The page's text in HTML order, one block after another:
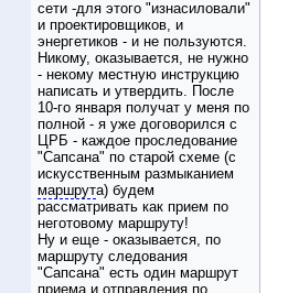
сети -для этого "изнасиловали"
и проектировщиков, и
энергетиков - и не пользуются.
Никому, оказывается, не нужно
- некому местную инструкцию
написать и утвердить. После
10-го января получат у меня по
полной - я уже договорился с
ЦРБ - каждое проследование
"Сапсана" по старой схеме (с
искусственным размыканием
маршрута) будем
рассматривать как прием по
неготовому маршруту!
Ну и еще - оказывается, по
маршруту следования
"Сапсана" есть один маршрут
приема и отправления по